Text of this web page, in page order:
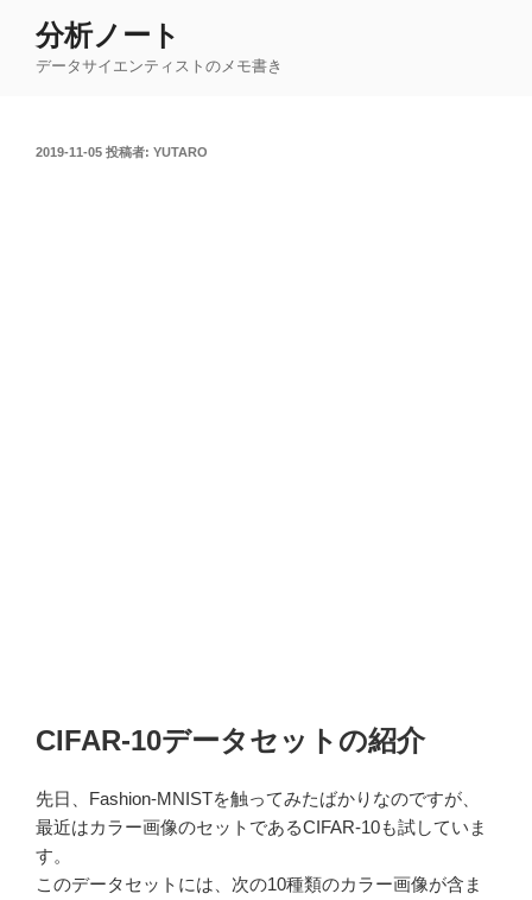
分析ノート
データサイエンティストのメモ書き
投
2019-11-05 投稿者: YUTARO
CIFAR-10データセットの紹介
先日、Fashion-MNISTを触ってみたばかりなのですが、
最近はカラー画像のセットであるCIFAR-10も試していま
す。
このデータセットには、次の10種類のカラー画像が含ま